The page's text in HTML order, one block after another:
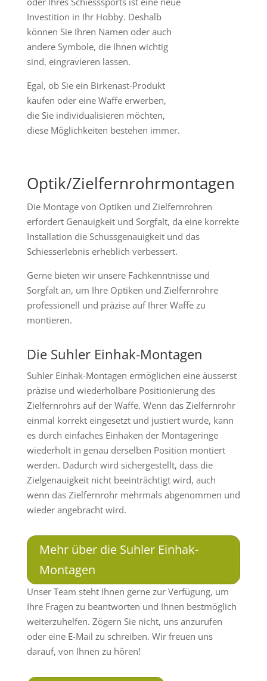
Investition in Ihr Hobby. Deshalb
können Sie Ihren Namen oder auch
andere Symbole, die Ihnen wichtig
sind, eingravieren lassen.
Egal, ob Sie ein Birkenast-Produkt
kaufen oder eine Waffe erwerben,
die Sie individualisieren möchten,
diese Möglichkeiten bestehen immer.
Optik/Zielfernrohrmontagen
Die Montage von Optiken und Zielfernrohren
erfordert Genauigkeit und Sorgfalt, da eine korrekte
Installation die Schussgenauigkeit und das
Schiesserlebnis erheblich verbessert.
Gerne bieten wir unsere Fachkenntnisse und
Sorgfalt an, um Ihre Optiken und Zielfernrohre
professionell und präzise auf Ihrer Waffe zu
montieren.
Die Suhler Einhak-Montagen
Suhler Einhak-Montagen ermöglichen eine äusserst
präzise und wiederholbare Positionierung des
Zielfernrohrs auf der Waffe. Wenn das Zielfernrohr
einmal korrekt eingesetzt und justiert wurde, kann
es durch einfaches Einhaken der Montageringe
wiederholt in genau derselben Position montiert
werden. Dadurch wird sichergestellt, dass die
Zielgenauigkeit nicht beeinträchtigt wird, auch
wenn das Zielfernrohr mehrmals abgenommen und
wieder angebracht wird.
Mehr über die Suhler Einhak-
Montagen
Unser Team steht Ihnen gerne zur Verfügung, um
Ihre Fragen zu beantworten und Ihnen bestmöglich
weiterzuhelfen. Zögern Sie nicht, uns anzurufen
oder eine E-Mail zu schreiben. Wir freuen uns
darauf, von Ihnen zu hören!